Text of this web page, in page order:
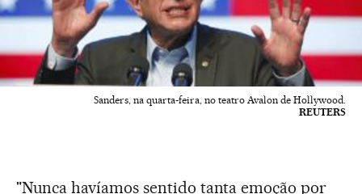
Sanders, na quarta-feira, no teatro Avalon de Hollywood.
REUTERS
"Nunca havíamos sentido tanta emoção por